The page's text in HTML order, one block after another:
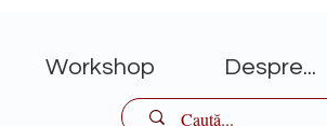
Workshop Despre...